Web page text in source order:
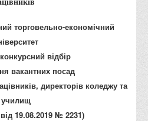
діям
насиллю
торговельно-економічний
відбір
вакантних посад
директорів коледжу та
училищ
19.08.2019 № 2231)